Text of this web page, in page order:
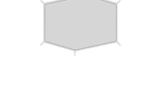
อนาคต
ก่อนตัดสินใจซื้อสินค้า เราอยาก
แนะนำให้คุณสอบถามทุกครั้งว่า ร้าน
ค้าที่คุณกำลังเลือกซื้อนั้น มีการรับ